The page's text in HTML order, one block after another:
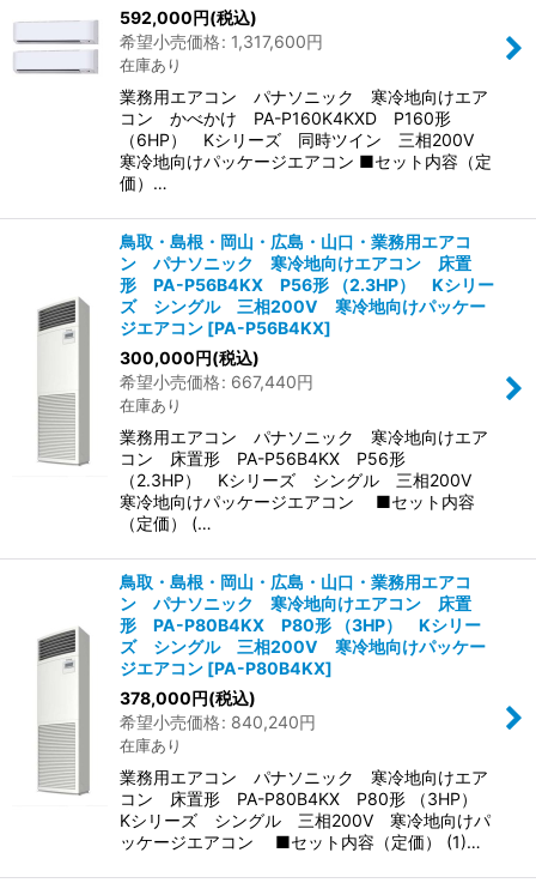
592,000円(税込)
希望小売価格: 1,317,600円
在庫あり
業務用エアコン パナソニック 寒冷地向けエア
コン かべかけ PA-P160K4KXD P160形
（6HP） Kシリーズ 同時ツイン 三相200V
寒冷地向けパッケージエアコン ■セット内容（定
価）…
鳥取・島根・岡山・広島・山口・業務用エアコ
ン パナソニック 寒冷地向けエアコン 床置
形 PA-P56B4KX P56形 （2.3HP） Kシリー
ズ シングル 三相200V 寒冷地向けパッケー
ジエアコン [PA-P56B4KX]
300,000円(税込)
希望小売価格: 667,440円
在庫あり
業務用エアコン パナソニック 寒冷地向けエア
コン 床置形 PA-P56B4KX P56形
（2.3HP） Kシリーズ シングル 三相200V
寒冷地向けパッケージエアコン ■セット内容
（定価） (…
鳥取・島根・岡山・広島・山口・業務用エアコ
ン パナソニック 寒冷地向けエアコン 床置
形 PA-P80B4KX P80形 （3HP） Kシリー
ズ シングル 三相200V 寒冷地向けパッケー
ジエアコン [PA-P80B4KX]
378,000円(税込)
希望小売価格: 840,240円
在庫あり
業務用エアコン パナソニック 寒冷地向けエア
コン 床置形 PA-P80B4KX P80形 （3HP）
Kシリーズ シングル 三相200V 寒冷地向けパ
ッケージエアコン ■セット内容（定価） (1)…